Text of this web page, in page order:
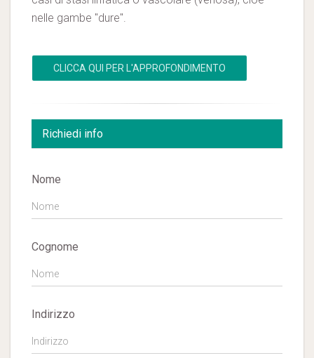
nelle gambe "dure".
CLICCA QUI PER L'APPROFONDIMENTO
Richiedi info
Nome
Cognome
Indirizzo